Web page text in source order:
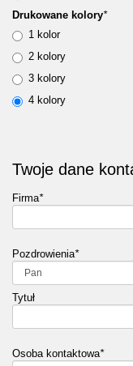
Drukowane kolory*
1 kolor
2 kolory
3 kolory
4 kolory
Twoje dane
Firma*
Pozdrowienia*
Tytuł
Osoba kontaktowa*